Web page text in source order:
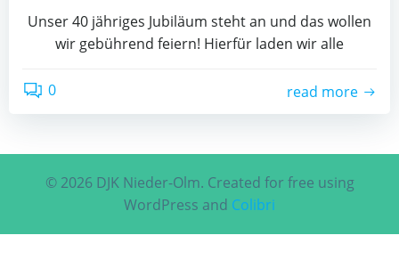
Unser 40 jähriges Jubiläum steht an und das wollen
wir gebührend feiern! Hierfür laden wir alle
0 read more
© 2026 DJK Nieder-Olm. Created for free using
WordPress and Colibri